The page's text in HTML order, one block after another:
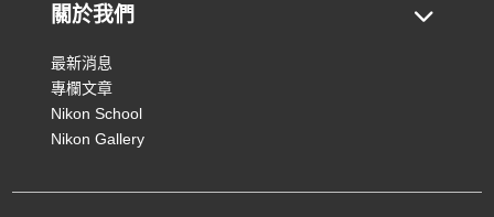
關於我們
最新消息
專欄文章
Nikon School
Nikon Gallery